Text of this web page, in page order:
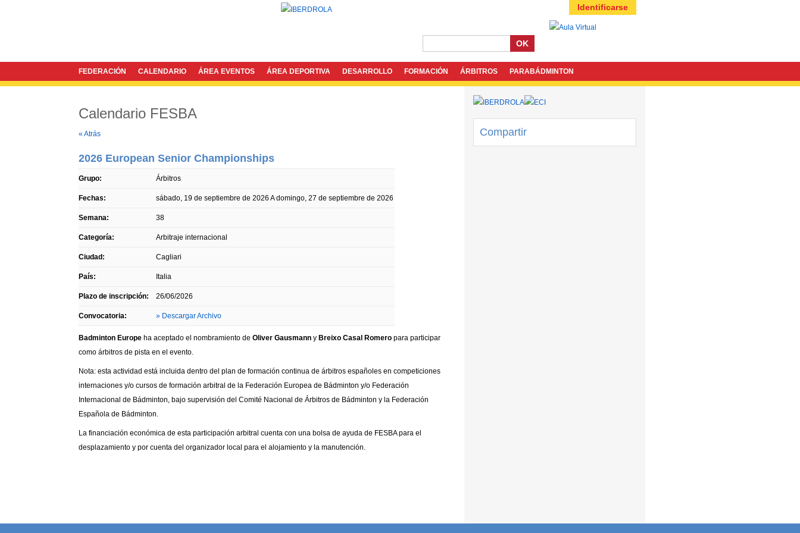
Identificarse
OK
FEDERACIÓN CALENDARIO ÁREA EVENTOS ÁREA DEPORTIVA DESARROLLO FORMACIÓN ÁRBITROS PARABÁDMINTON
Calendario FESBA
« Atrás
2026 European Senior Championships
Grupo: Árbitros
Fechas: sábado, 19 de septiembre de 2026 Adomingo, 27 de septiembre de 2026
Semana: 38
Categoría: Arbitraje internacional
Ciudad: Cagliari
País: Italia
Plazo de inscripción: 26/06/2026
Convocatoria: » Descargar Archivo
Badminton Europe ha aceptado el nombramiento de Oliver Gausmann y Breixo Casal Romero para participar
como árbitros de pista en el evento.
Nota: esta actividad está incluida dentro del plan de formación continua de árbitros españoles en competiciones
internaciones y/o cursos de formación arbitral de la Federación Europea de Bádminton y/o Federación
Internacional de Bádminton, bajo supervisión del Comité Nacional de Árbitros de Bádminton y la Federación
Española de Bádminton.
La financiación económica de esta participación arbitral cuenta con una bolsa de ayuda de FESBA para el
desplazamiento y por cuenta del organizador local para el alojamiento y la manutención.
Compartir